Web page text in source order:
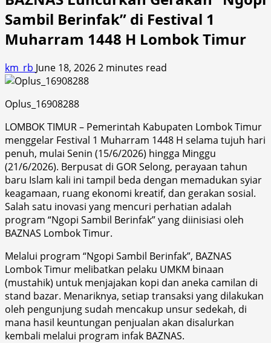
Sambil Berinfak” di Festival 1
Muharram 1448 H Lombok Timur
km_rb June 18, 20262 minutes read
Oplus_16908288
LOMBOK TIMUR – Pemerintah Kabupaten Lombok Timur
menggelar Festival 1 Muharram 1448 H selama tujuh hari
penuh, mulai Senin (15/6/2026) hingga Minggu
(21/6/2026). Berpusat di GOR Selong, perayaan tahun
baru Islam kali ini tampil beda dengan memadukan syiar
keagamaan, ruang ekonomi kreatif, dan gerakan sosial.
Salah satu inovasi yang mencuri perhatian adalah
program “Ngopi Sambil Berinfak” yang diinisiasi oleh
BAZNAS Lombok Timur.
​Melalui program “Ngopi Sambil Berinfak”, BAZNAS
Lombok Timur melibatkan pelaku UMKM binaan
(mustahik) untuk menjajakan kopi dan aneka camilan di
stand bazar. Menariknya, setiap transaksi yang dilakukan
oleh pengunjung sudah mencakup unsur sedekah, di
mana hasil keuntungan penjualan akan disalurkan
kembali melalui program infak BAZNAS.